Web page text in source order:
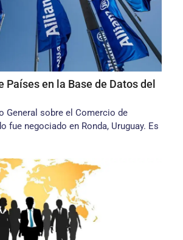
Países en la Base de Datos del
General sobre el Comercio de
fue negociado en Ronda, Uruguay. Es